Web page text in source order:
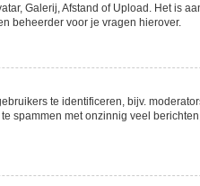
Galerij, Afstand of Upload. Het is
beheerder voor je vragen hierover.
te identificeren, bijv.
spammen met onzinnig veel